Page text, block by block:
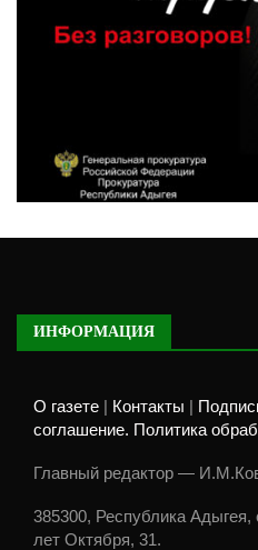
ИНФОРМАЦИЯ
О газете Контакты
соглашение. Политика
Главный редактор —
385300, Республика Адыгея,
лет Октября, 31.